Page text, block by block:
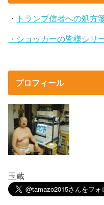
・ トランプ信者への処
・ショッカーの皆様シリ
プロフィール
玉蔵